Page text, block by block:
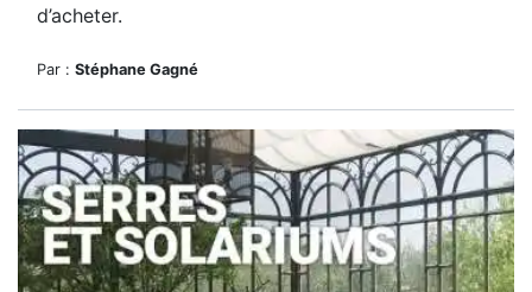
d’acheter.
Par : Stéphane Gagné